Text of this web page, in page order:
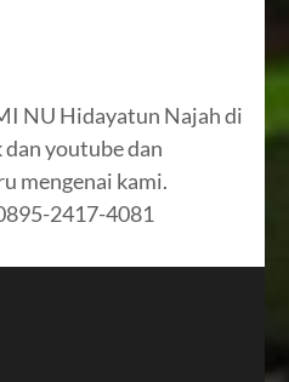
NU Hidayatun Najah di
youtube dan
mengenai kami.
2417-4081